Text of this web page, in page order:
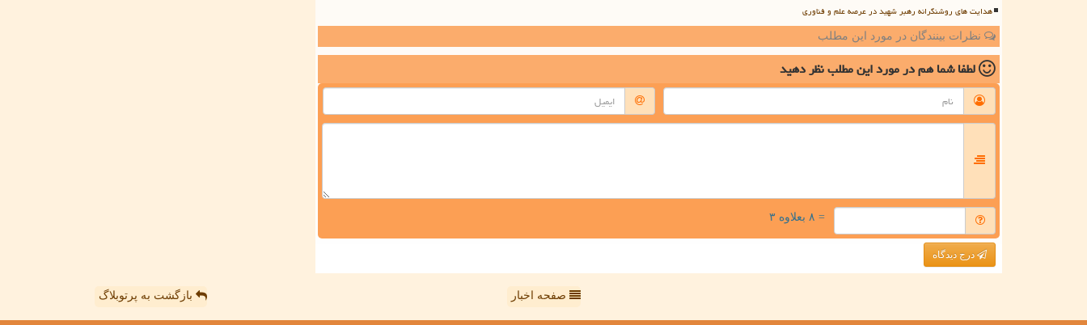
هدایت های روشنگرانه رهبر شهید در عرصه علم و فناوری
نظرات بینندگان در مورد این مطلب
لطفا شما همدر مورد این مطلبنظر دهید
= ۸ بعلاوه ۳
درج دیدگاه
صفحه اخبار بازگشت به پرتوبلاگ